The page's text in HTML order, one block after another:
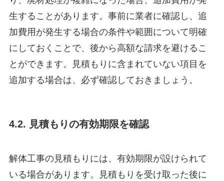
生することがあります。事前に業者に確認し、追
加費用が発生する場合の条件や範囲について明確
にしておくことで、後から高額な請求を避けるこ
とができます。見積もりに含まれていない項目を
追加する場合は、必ず確認しておきましょう。
4.2. 見積もりの有効期限を確認
解体工事の見積もりには、有効期限が設けられて
いる場合があります。見積もりを受け取った後に